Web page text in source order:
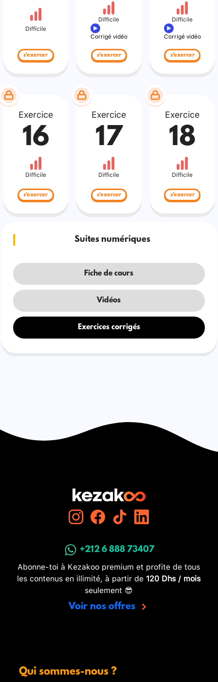
Difficile
s'exercer
Difficile
Corrigé vidéo
s'exercer
Difficile
Corrigé vidéo
s'exercer
Exercice
16
Difficile
s'exercer
Exercice
17
Difficile
s'exercer
Exercice
18
Difficile
s'exercer
Suites numériques
Fiche de cours
Vidéos
Exercices corrigés
+212 6 888 73407
Abonne-toi à Kezakoo premium et profite de tous
les contenus en illimité, à partir de 120 Dhs / mois
seulement 😎
Voir nos offres
Qui sommes-nous ?